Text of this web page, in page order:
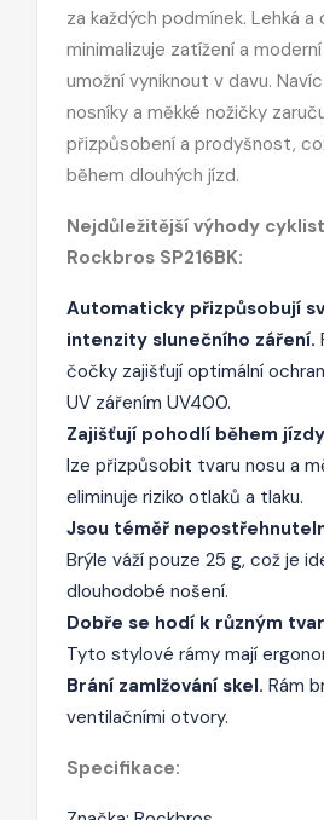
za každých podmínek. Lehká
minimalizuje zatížení a
umožní vyniknout v davu.
nosníky a měkké nožičky
přizpůsobení a prodyšnost,
během dlouhých jízd.
Nejdůležitější výhody
Rockbros SP216BK:
Automaticky přizpůsobují
intenzity slunečního záření.
čočky zajišťují optimální
UV zářením UV400.
Zajišťují pohodlí během
lze přizpůsobit tvaru nosu a
eliminuje riziko otlaků a tlaku.
Jsou téměř
Brýle váží pouze 25 g, což je
dlouhodobé nošení.
Dobře se hodí k různým
Tyto stylové rámy mají
Brání zamlžování skel. Rám
ventilačními otvory.
Specifikace: